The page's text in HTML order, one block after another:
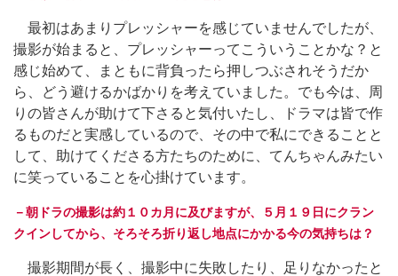
最初はあまりプレッシャーを感じていませんでしたが、
撮影が始まると、プレッシャーってこういうことかな？と
感じ始めて、まともに背負ったら押しつぶされそうだか
ら、どう避けるかばかりを考えていました。でも今は、周
りの皆さんが助けて下さると気付いたし、ドラマは皆で作
るものだと実感しているので、その中で私にできることと
して、助けてくださる方たちのために、てんちゃんみたい
に笑っていることを心掛けています。
－朝ドラの撮影は約１０カ月に及びますが、５月１９日にクラン
クインしてから、そろそろ折り返し地点にかかる今の気持ちは？
撮影期間が長く、撮影中に失敗したり、足りなかったと